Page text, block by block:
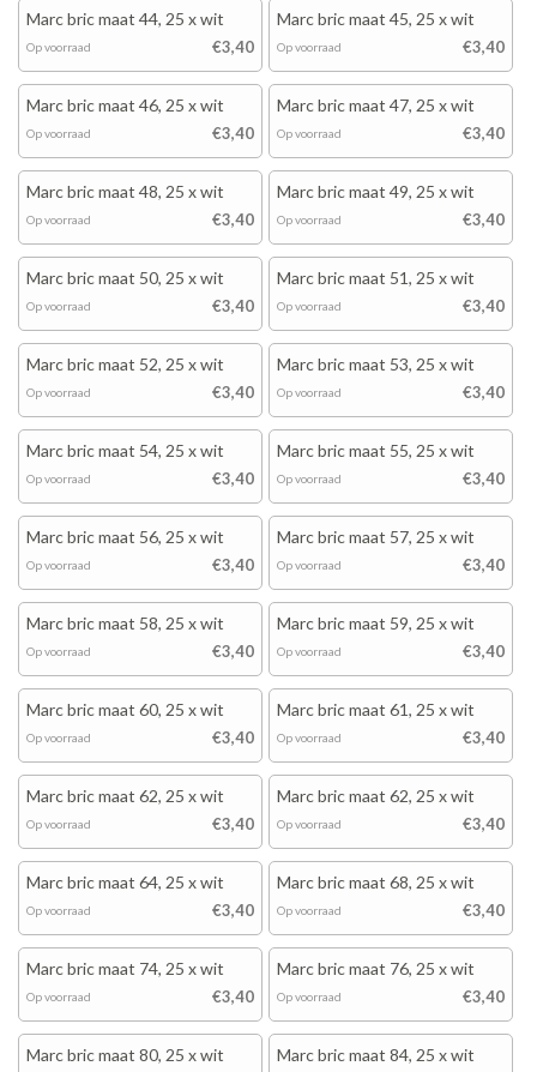
Marc bric maat 44, 25 x wit
€3,40
Op voorraad
Marc bric maat 45, 25 x wit
€3,40
Op voorraad
Marc bric maat 46, 25 x wit
€3,40
Op voorraad
Marc bric maat 47, 25 x wit
€3,40
Op voorraad
Marc bric maat 48, 25 x wit
€3,40
Op voorraad
Marc bric maat 49, 25 x wit
€3,40
Op voorraad
Marc bric maat 50, 25 x wit
€3,40
Op voorraad
Marc bric maat 51, 25 x wit
€3,40
Op voorraad
Marc bric maat 52, 25 x wit
€3,40
Op voorraad
Marc bric maat 53, 25 x wit
€3,40
Op voorraad
Marc bric maat 54, 25 x wit
€3,40
Op voorraad
Marc bric maat 55, 25 x wit
€3,40
Op voorraad
Marc bric maat 56, 25 x wit
€3,40
Op voorraad
Marc bric maat 57, 25 x wit
€3,40
Op voorraad
Marc bric maat 58, 25 x wit
€3,40
Op voorraad
Marc bric maat 59, 25 x wit
€3,40
Op voorraad
Marc bric maat 60, 25 x wit
€3,40
Op voorraad
Marc bric maat 61, 25 x wit
€3,40
Op voorraad
Marc bric maat 62, 25 x wit
€3,40
Op voorraad
Marc bric maat 62, 25 x wit
€3,40
Op voorraad
Marc bric maat 64, 25 x wit
€3,40
Op voorraad
Marc bric maat 68, 25 x wit
€3,40
Op voorraad
Marc bric maat 74, 25 x wit
€3,40
Op voorraad
Marc bric maat 76, 25 x wit
€3,40
Op voorraad
Marc bric maat 80, 25 x wit Marc bric maat 84, 25 x wit